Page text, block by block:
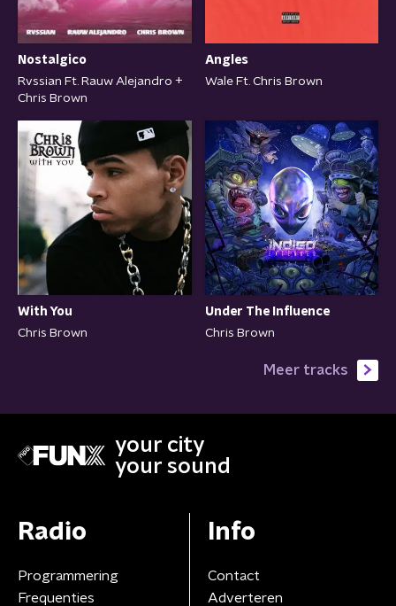
Nostalgico
Rvssian Ft. Rauw Alejandro +
Chris Brown
Angles
Wale Ft. Chris Brown
With You
Chris Brown
Under The Influence
Chris Brown
Meer tracks
your city
your sound
Radio
Programmering
Frequenties
Info
Contact
Adverteren